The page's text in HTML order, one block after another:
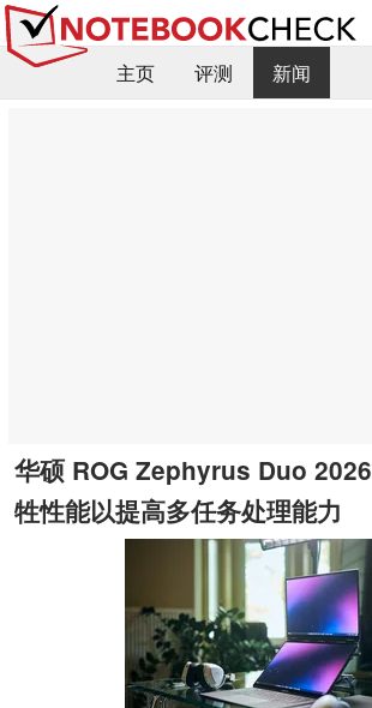
主页 评测
新闻
华硕 ROG Zephyrus Duo
牲性能以提高多任务处理能力